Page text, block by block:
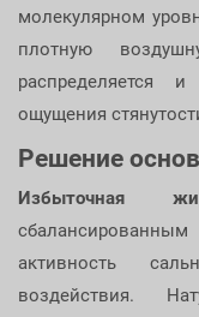
молекулярном
плотную
распределяется
ощущения
Решение
Избыточная
активность
воздействия.